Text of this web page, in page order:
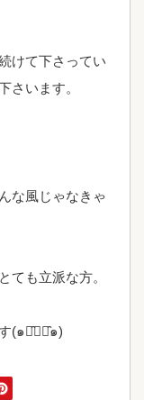
けて下さってい
さいます。
な風じゃなきゃ
ても立派な方。
(๑･̑◡･̑๑)